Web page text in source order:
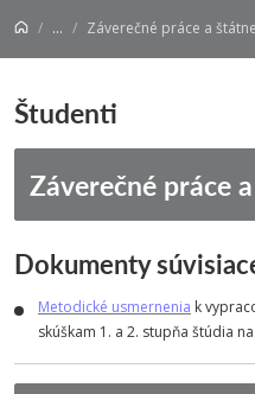
... Záverečné práce a
Študenti
Záverečné práce
Dokumenty
Metodické usmernenia k
skúškam 1. a 2. stupňa štúdia na